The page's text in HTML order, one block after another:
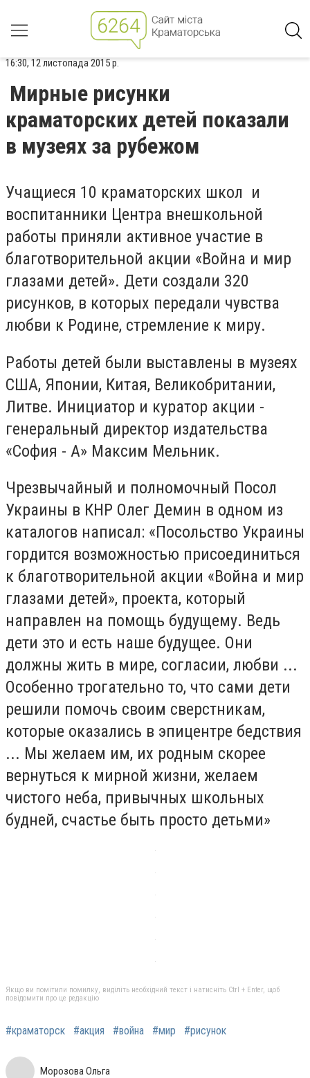
16:30, 12 листопада 2015 р.
Мирные рисунки
краматорских детей показали
в музеях за рубежом
Учащиеся 10 краматорских школ и
воспитанники Центра внешкольной
работы приняли активное участие в
благотворительной акции «Война и мир
глазами детей». Дети создали 320
рисунков, в которых передали чувства
любви к Родине, стремление к миру.
Работы детей были выставлены в музеях
США, Японии, Китая, Великобритании,
Литве. Инициатор и куратор акции -
генеральный директор издательства
«София - А» Максим Мельник.
Чрезвычайный и полномочный Посол
Украины в КНР Олег Демин в одном из
каталогов написал: «Посольство Украины
гордится возможностью присоединиться
к благотворительной акции «Война и мир
глазами детей», проекта, который
направлен на помощь будущему. Ведь
дети это и есть наше будущее. Они
должны жить в мире, согласии, любви ...
Особенно трогательно то, что сами дети
решили помочь своим сверстникам,
которые оказались в эпицентре бедствия
... Мы желаем им, их родным скорее
вернуться к мирной жизни, желаем
чистого неба, привычных школьных
будней, счастье быть просто детьми»
Якщо ви помітили помилку, виділіть необхідний текст і натисніть Ctrl + Enter, щоб
повідомити про це редакцію
#краматорск #акция #война #мир #рисунок
Морозова Ольга